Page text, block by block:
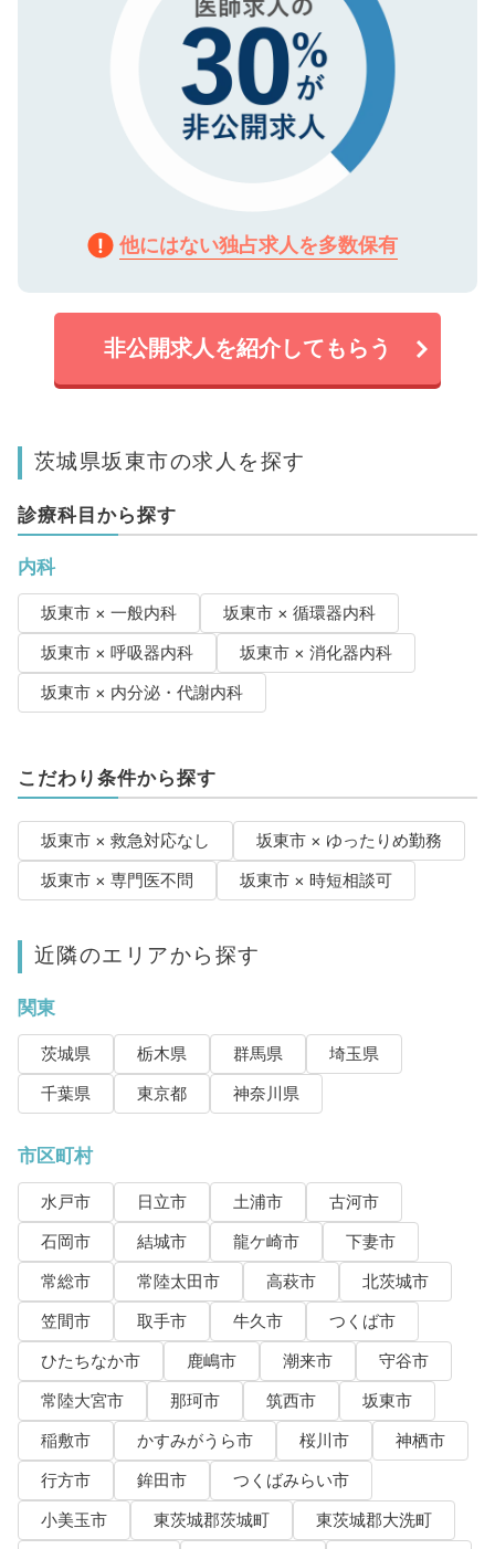
他にはない独占求人を多数保有
非公開求人を紹介してもらう
茨城県坂東市の求人を探す
診療科目から探す
内科
坂東市 × 一般内科
坂東市 × 循環器内科
坂東市 × 呼吸器内科
坂東市 × 消化器内科
坂東市 × 内分泌・代謝内科
こだわり条件から探す
坂東市 × 救急対応なし
坂東市 × ゆったりめ勤務
坂東市 × 専門医不問
坂東市 × 時短相談可
近隣のエリアから探す
関東
茨城県 栃木県 群馬県
埼玉県
千葉県
東京都 神奈川県
市区町村
水戸市 日立市 土浦市
古河市
石岡市
結城市 龍ケ崎市
下妻市
常総市
常陸太田市 高萩市
北茨城市
笠間市
取手市 牛久市
つくば市
ひたちなか市
鹿嶋市 潮来市
守谷市
常陸大宮市
那珂市 筑西市
坂東市
稲敷市
かすみがうら市 桜川市
神栖市
行方市
鉾田市
つくばみらい市
小美玉市
東茨城郡茨城町
東茨城郡大洗町